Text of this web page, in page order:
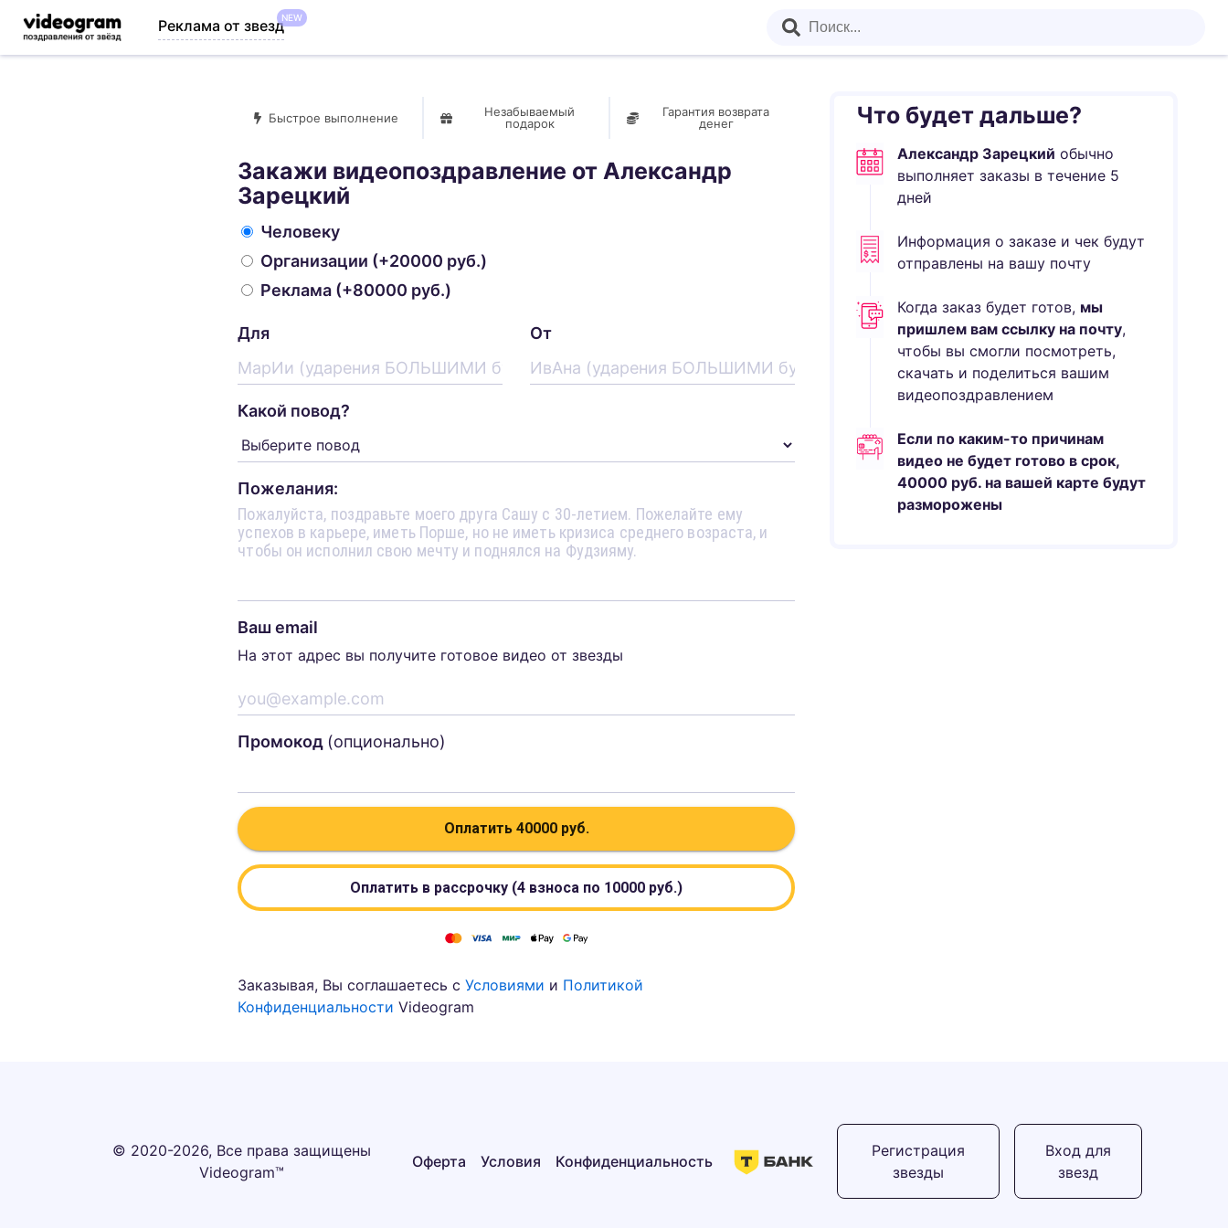
Реклама от звездNEW
Быстрое выполнение
Незабываемый
подарок
Гарантия возврата
денег
Закажи видеопоздравление отАлександр
Зарецкий
Человеку
Организации (+20000 руб.)
Реклама (+80000 руб.)
Для От
Какой повод?
Пожелания:
Ваш email
На этот адрес вы получите готовое видео от звезды
Промокод (опционально)
Оплатить 40000руб.
Оплатить в рассрочку (4 взноса по 10000 руб.)
Что будет дальше?
Александр Зарецкий обычно
выполняетзаказы в течение 5
дней
Информация о заказе и чек будут
отправлены на вашу почту
Когда заказ будет готов, мы
пришлем вам ссылку на почту,
чтобы вы смогли посмотреть,
скачать и поделиться вашим
видеопоздравлением
Если по каким-то причинам
видео не будет готово в срок,
40000 руб. на вашей карте будут
разморожены
Заказывая, Вы соглашаетесь сУсловиями и Политикой
Конфиденциальности Videogram
© 2020-2026, Все права защищены
Videogram™
Оферта Условия Конфиденциальность
Регистрация
звезды
Вход для
звезд